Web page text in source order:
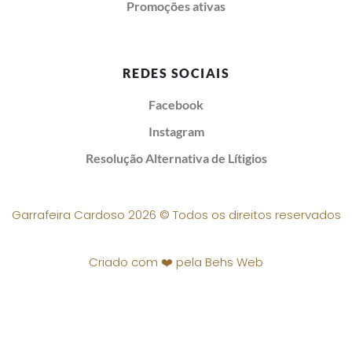
Promoções ativas
REDES SOCIAIS
Facebook
Instagram
Resolução Alternativa de Lítigios
Garrafeira Cardoso 2026 © Todos os direitos reservados
Criado com ❤️ pela Behs Web